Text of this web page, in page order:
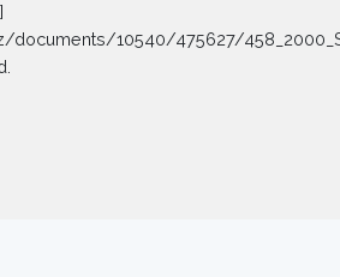
documents/10540/475627/